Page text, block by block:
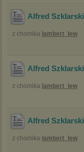
Alfred
z chomika lambert_lew
Alfred
z chomika lambert_lew
Alfred
z chomika lambert_lew